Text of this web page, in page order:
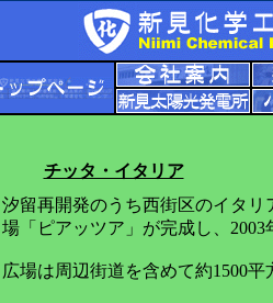
チッタ・イタリア
汐留再開発のうち西街区のイタ
場「ピアッツア」が完成し、
広場は周辺街道を含めて約1500